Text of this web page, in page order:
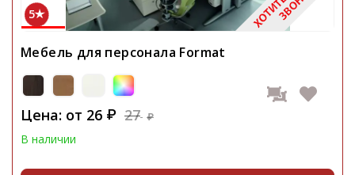
5
Мебель для персонала Format
Цена: от 26 ₽ 27 ₽
В наличии